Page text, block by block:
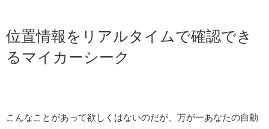
位置情報をリアルタイムで確認でき
るマイカーシーク
こんなことがあって欲しくはないのだが、万が一あなたの自動